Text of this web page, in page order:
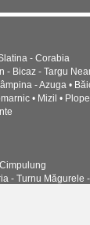
- Corabia
- Bicaz - Targu
- Azuga •
• Mizil •
- Turnu Măgurele
Vâlcea -